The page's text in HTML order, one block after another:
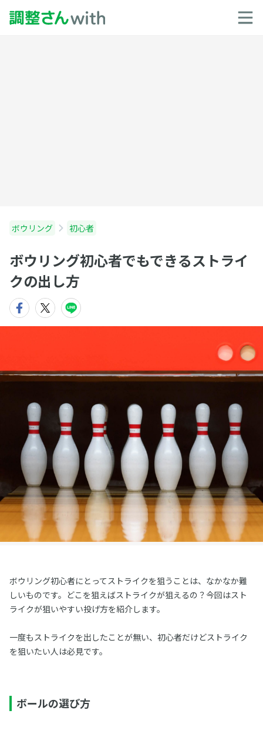
ボウリング 初心者
ボウリング初心者でもできるストライ
クの出し方
ボウリング初心者にとってストライクを狙うことは、なかなか難
しいものです。どこを狙えばストライクが狙えるの？今回はスト
ライクが狙いやすい投げ方を紹介します。
一度もストライクを出したことが無い、初心者だけどストライク
を狙いたい人は必見です。
ボールの選び方